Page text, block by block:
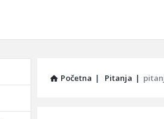
Početna | Pitanja |